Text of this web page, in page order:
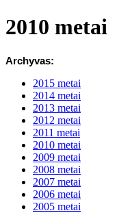
2010 metai
Archyvas:
2015 metai
2014 metai
2013 metai
2012 metai
2011 metai
2010 metai
2009 metai
2008 metai
2007 metai
2006 metai
2005 metai